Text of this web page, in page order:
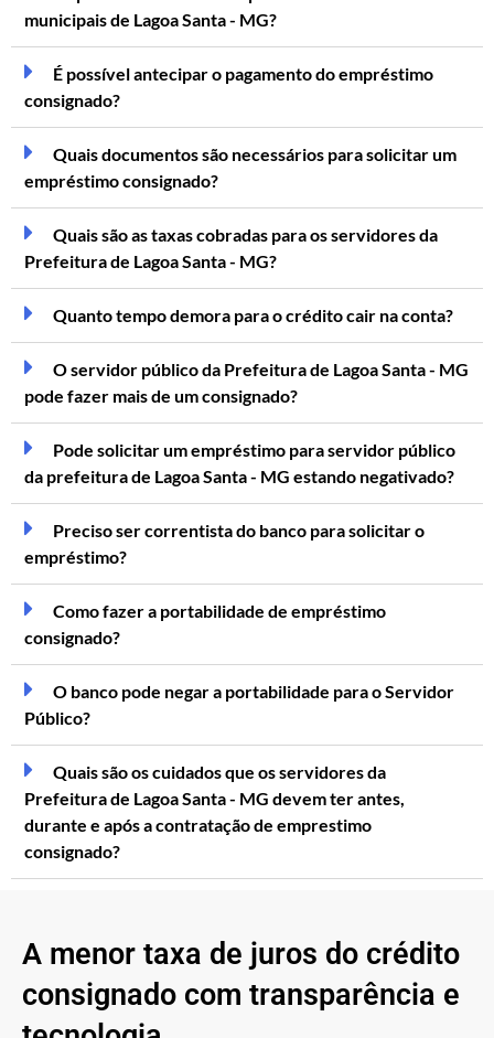
municipais de Lagoa Santa - MG?
É possível antecipar o pagamento do empréstimo
consignado?
Quais documentos são necessários para solicitar um
empréstimo consignado?
Quais são as taxas cobradas para os servidores da
Prefeitura de Lagoa Santa - MG?
Quanto tempo demora para o crédito cair na conta?
O servidor público da Prefeitura de Lagoa Santa - MG
pode fazer mais de um consignado?
Pode solicitar um empréstimo para servidor público
da prefeitura de Lagoa Santa - MG estando negativado?
Preciso ser correntista do banco para solicitar o
empréstimo?
Como fazer a portabilidade de empréstimo
consignado?
O banco pode negar a portabilidade para o Servidor
Público?
Quais são os cuidados que os servidores da
Prefeitura de Lagoa Santa - MG devem ter antes,
durante e após a contratação de emprestimo
consignado?
A menor taxa de juros do crédito
consignado com transparência e